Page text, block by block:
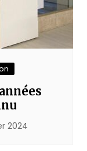
2024